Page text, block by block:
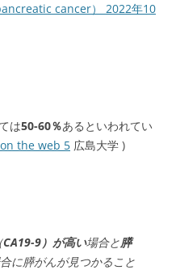
cancer） 2022年10
は50-60％あるといわれてい
on the web 5 広島大学 )
CA19-9）が高い場合と膵
に膵がんが見つかること